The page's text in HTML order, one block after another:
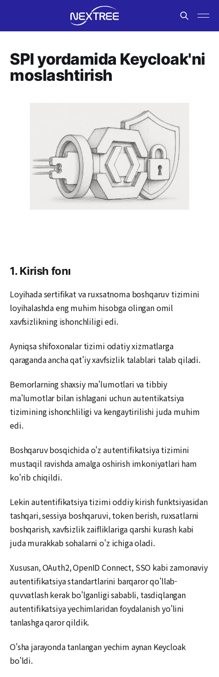
SPI yordamida Keycloak'ni
moslashtirish
1. Kirish fonı
Loyihada sertifikat va ruxsatnoma boshqaruv tizimini
loyihalashda eng muhim hisobga olingan omil
xavfsizlikning ishonchliligi edi.
Ayniqsa shifoxonalar tizimi odatiy xizmatlarga
qaraganda ancha qat'iy xavfsizlik talablari talab qiladi.
Bemorlarning shaxsiy ma'lumotlari va tibbiy
ma'lumotlar bilan ishlagani uchun autentikatsiya
tizimining ishonchliligi va kengaytirilishi juda muhim
edi.
Boshqaruv bosqichida o'z autentifikatsiya tizimini
mustaqil ravishda amalga oshirish imkoniyatlari ham
ko'rib chiqildi.
Lekin autentifikatsiya tizimi oddiy kirish funktsiyasidan
tashqari, sessiya boshqaruvi, token berish, ruxsatlarni
boshqarish, xavfsizlik zaifliklariga qarshi kurash kabi
juda murakkab sohalarni o'z ichiga oladi.
Xususan, OAuth2, OpenID Connect, SSO kabi zamonaviy
autentifikatsiya standartlarini barqaror qo'llab-
quvvatlash kerak bo'lganligi sababli, tasdiqlangan
autentifikatsiya yechimlaridan foydalanish yo'lini
tanlashga qaror qildik.
O'sha jarayonda tanlangan yechim aynan Keycloak
bo'ldi.